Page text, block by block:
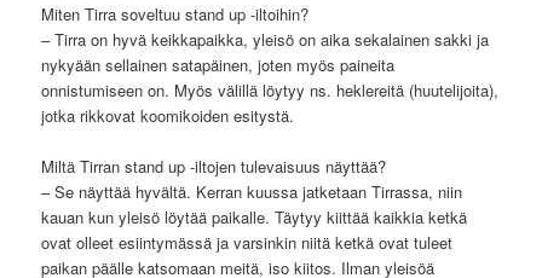
Miten Tirra soveltuu stand up -iltoihin?
– Tirra on hyvä keikkapaikka, yleisö on aika sekalainen sakki ja
nykyään sellainen satapäinen, joten myös paineita
onnistumiseen on. Myös välillä löytyy ns. heklereitä (huutelijoita),
jotka rikkovat koomikoiden esitystä.
Miltä Tirran stand up -iltojen tulevaisuus näyttää?
– Se näyttää hyvältä. Kerran kuussa jatketaan Tirrassa, niin
kauan kun yleisö löytää paikalle. Täytyy kiittää kaikkia ketkä
ovat olleet esiintymässä ja varsinkin niitä ketkä ovat tuleet
paikan päälle katsomaan meitä, iso kiitos. Ilman yleisöä